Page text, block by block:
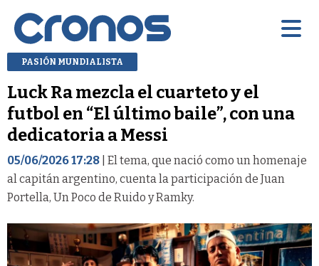
PASIÓN MUNDIALISTA
Luck Ra mezcla el cuarteto y el
futbol en “El último baile”, con una
dedicatoria a Messi
05/06/2026 17:28 | El tema, que nació como un homenaje
al capitán argentino, cuenta la participación de Juan
Portella, Un Poco de Ruido y Ramky.